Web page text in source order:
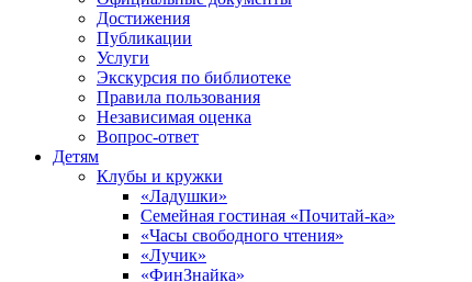
Достижения
Публикации
Услуги
Экскурсия по библиотеке
Правила пользования
Независимая оценка
Вопрос-ответ
Детям
Клубы и кружки
«Ладушки»
Семейная гостиная «Почитай-ка»
«Часы свободного чтения»
«Лучик»
«ФинЗнайка»